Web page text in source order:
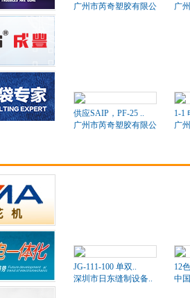
广州市芮奇塑胶有限公司
广
供应SAIP，PF-25 ..
广州市芮奇塑胶有限公司
1-1
广
JG-111-100 单双..
深圳市日东缝制设备..
12
中